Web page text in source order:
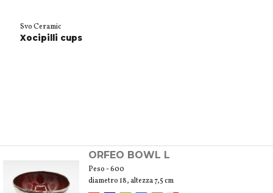
Svo Ceramic
Xocipilli cups
ORFEO BOWL L
Peso - 600
diametro 18, altezza 7,5 cm